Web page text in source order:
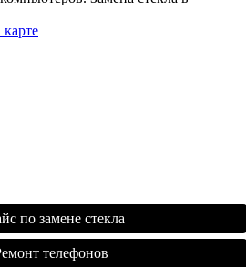
карте
по замене стекла
телефонов